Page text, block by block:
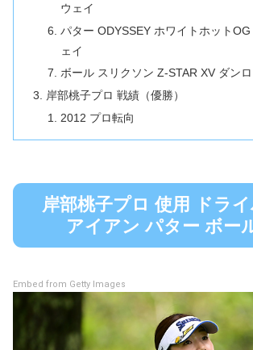
ウェイ
パター ODYSSEY ホワイトホット
ェイ
ボール スリクソン Z-STAR XV ダン
岸部桃子プロ 戦績（優勝）
2012 プロ転向
岸部桃子プロ 使用 ドラ
アイアン パター ボー
Embed from Getty Images